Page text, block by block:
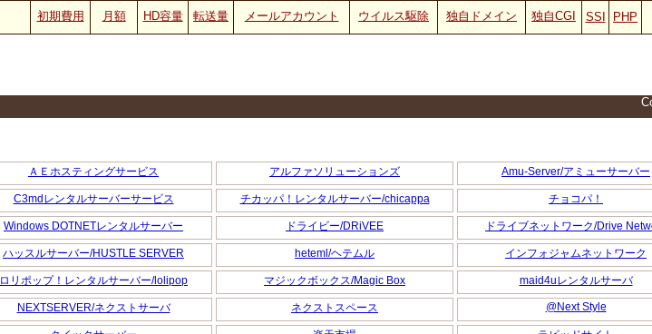
初期費用 月額 HD容量 転送量 メールアカウント ウイルス駆除 独自ドメイン 独自CGI SSI PHP
ＡＥホスティングサービス アルファソリューションズ Amu-Server/アミューサーバー
C3mdレンタルサーバーサービス チカッパ！レンタルサーバー/chicappa チョコパ！
Windows DOTNETレンタルサーバー ドライビー/DRiVEE ドライブネットワーク/Drive
ハッスルサーバー/HUSTLE SERVER heteml/ヘテムル インフォジャムネットワーク
ロリポップ！レンタルサーバー/lolipop マジックボックス/Magic Box maid4uレンタルサーバ
NEXTSERVER/ネクストサーバ ネクストスペース @Next Style